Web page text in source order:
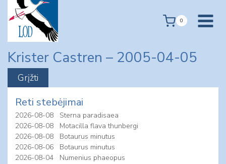
content
0
Krister Castren – 2005-04-05
Reti stebėjimai
2026-08-08
Sterna paradisaea
2026-08-08
Motacilla flava thunbergi
2026-08-08
Botaurus minutus
2026-08-06
Botaurus minutus
2026-08-04
Numenius phaeopus